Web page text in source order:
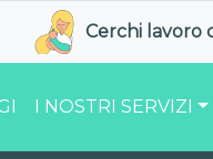
Cerchi lavoro
I NOSTRI SERVIZI